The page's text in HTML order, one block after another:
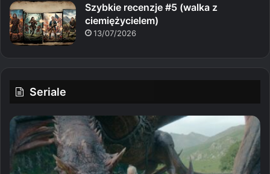
Szybkie recenzje #5 (walka z
ciemiężycielem)
13/07/2026
Seriale